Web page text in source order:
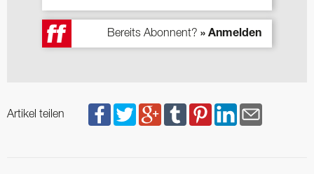
Bereits Abonnent? » Anmelden
Artikel teilen